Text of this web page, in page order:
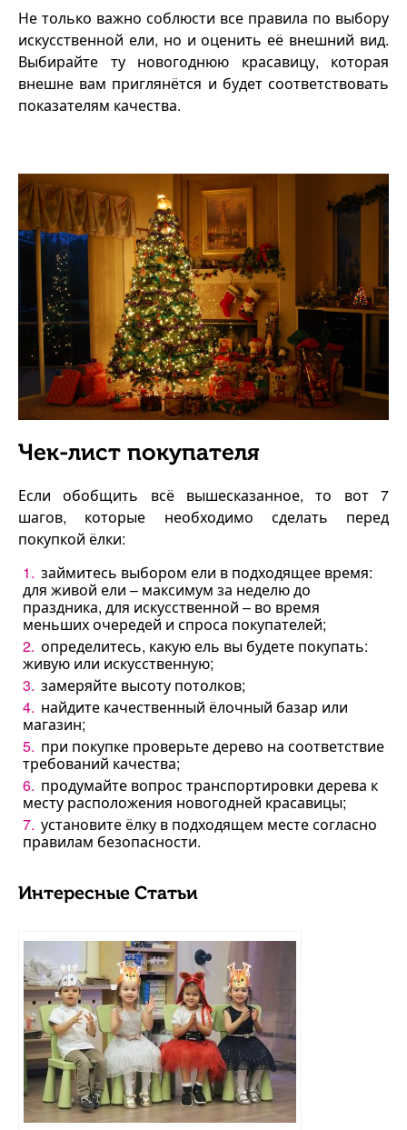
Не только важно соблюсти все правила по выбору
искусственной ели, но и оценить её внешний вид.
Выбирайте ту новогоднюю красавицу, которая
внешне вам приглянётся и будет соответствовать
показателям качества.
Чек-лист покупателя
Если обобщить всё вышесказанное, то вот 7
шагов, которые необходимо сделать перед
покупкой ёлки:
займитесь выбором ели в подходящее время:
для живой ели – максимум за неделю до
праздника, для искусственной – во время
меньших очередей и спроса покупателей;
определитесь, какую ель вы будете покупать:
живую или искусственную;
замеряйте высоту потолков;
найдите качественный ёлочный базар или
магазин;
при покупке проверьте дерево на соответствие
требований качества;
продумайте вопрос транспортировки дерева к
месту расположения новогодней красавицы;
установите ёлку в подходящем месте согласно
правилам безопасности.
Интересные Статьи